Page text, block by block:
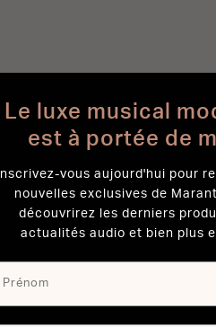
Le luxe musical
est à portée de
Inscrivez-vous aujourd'hui pour
nouvelles exclusives de
découvrirez les derniers
actualités audio et bien plus